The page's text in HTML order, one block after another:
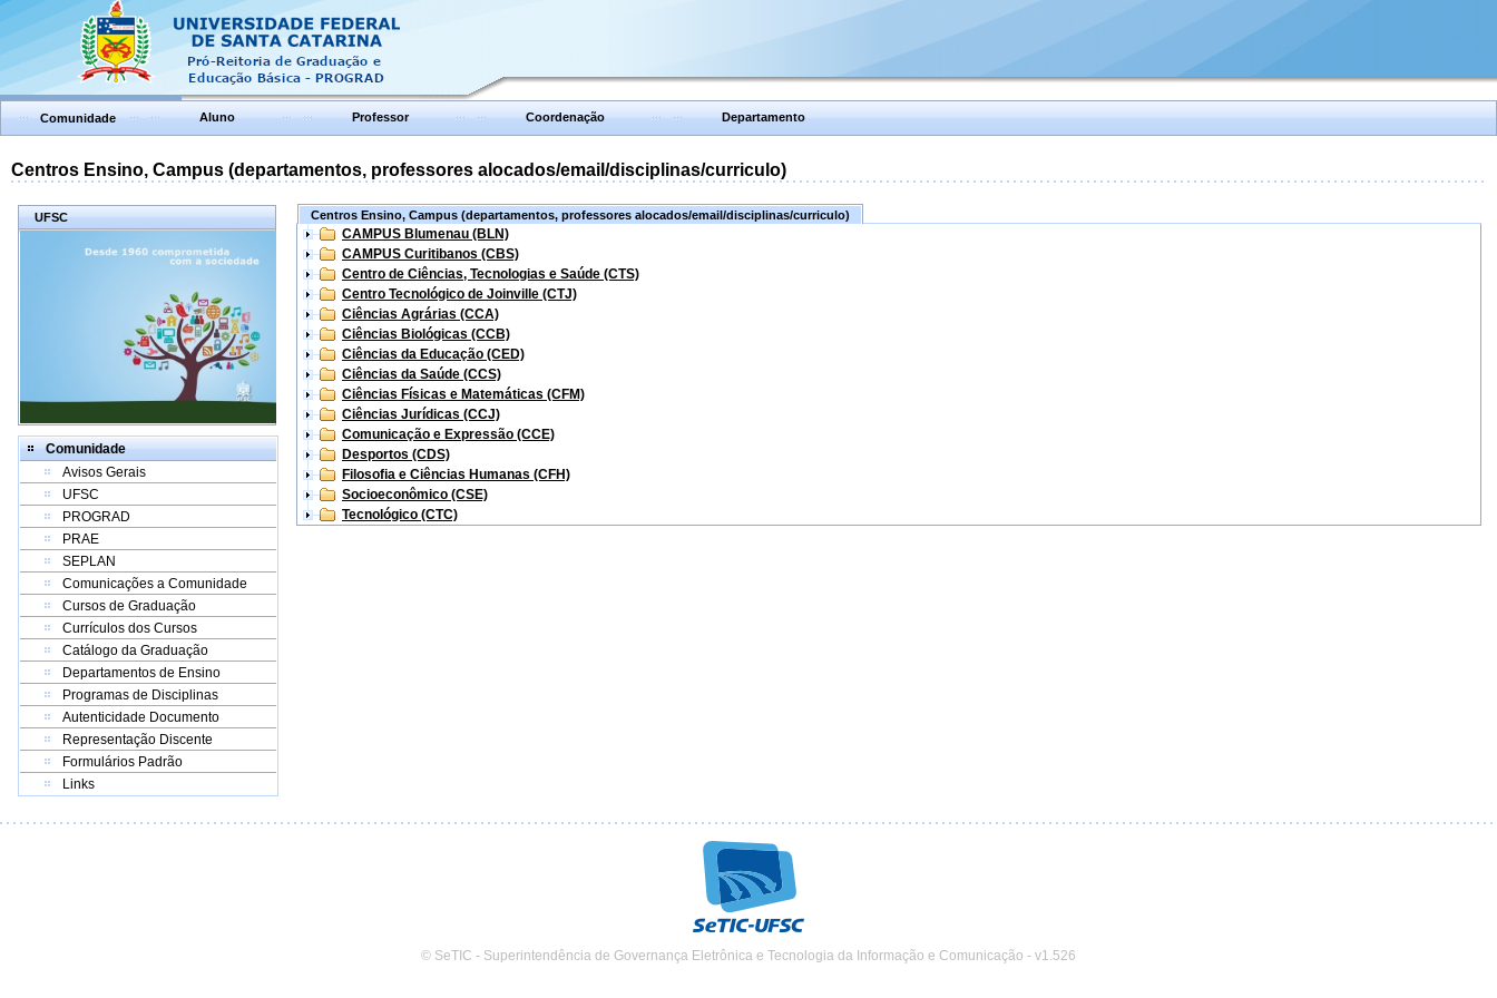
Comunidade Aluno Professor Coordenação Departamento
Centros Ensino, Campus (departamentos, professores alocados/email/disciplinas/curriculo)
UFSC
Comunidade
Avisos Gerais
UFSC
PROGRAD
PRAE
SEPLAN
Comunicações a Comunidade
Cursos de Graduação
Currículos dos Cursos
Catálogo da Graduação
Departamentos de Ensino
Programas de Disciplinas
Autenticidade Documento
Representação Discente
Formulários Padrão
Links
Centros Ensino, Campus (departamentos, professores alocados/email/disciplinas/curriculo)
CAMPUS Blumenau (BLN)
CAMPUS Curitibanos (CBS)
Centro de Ciências, Tecnologias e Saúde (CTS)
Centro Tecnológico de Joinville (CTJ)
Ciências Agrárias (CCA)
Ciências Biológicas (CCB)
Ciências da Educação (CED)
Ciências da Saúde (CCS)
Ciências Físicas e Matemáticas (CFM)
Ciências Jurídicas (CCJ)
Comunicação e Expressão (CCE)
Desportos (CDS)
Filosofia e Ciências Humanas (CFH)
Socioeconômico (CSE)
Tecnológico (CTC)
© SeTIC - Superintendência de Governança Eletrônica e Tecnologia da Informação e Comunicação - v1.526